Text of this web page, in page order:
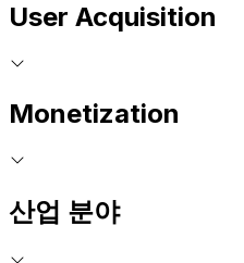
User Acquisition
Monetization
산업 분야